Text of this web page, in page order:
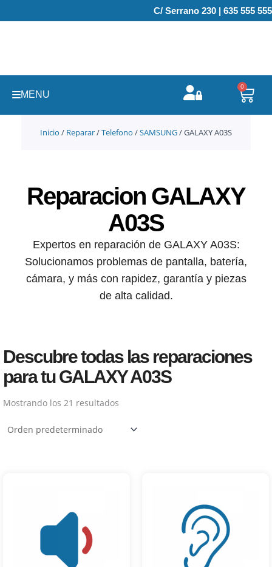
al
C/ Serrano 230 | 635 555 555
MENU
0
Inicio / Reparar/Telefono /SAMSUNG/ GALAXY A03S
Reparacion GALAXY
A03S
Expertos en reparación de GALAXY A03S:
Solucionamos problemas de pantalla, batería,
cámara, y más con rapidez, garantía y piezas
de alta calidad.
Descubre todas las reparaciones
para tu GALAXY A03S
Mostrando los 21 resultados